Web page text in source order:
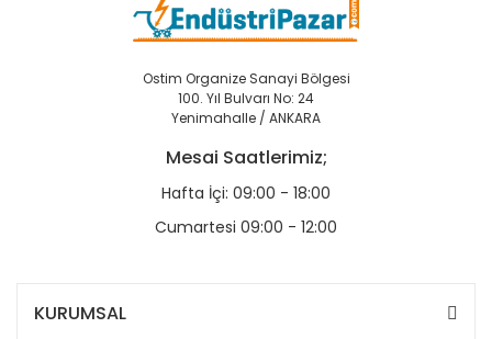
Ostim Organize Sanayi Bölgesi
100. Yıl Bulvarı No: 24
Yenimahalle / ANKARA
Mesai Saatlerimiz;
Hafta İçi: 09:00 - 18:00
Cumartesi 09:00 - 12:00
KURUMSAL